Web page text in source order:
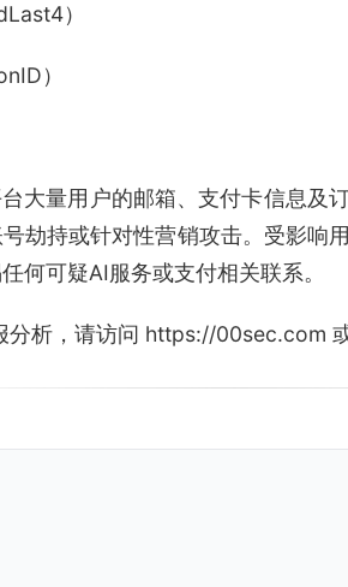
）
）
大量用户的邮箱、支付卡信息及
劫持或针对性营销攻击。受影响
何可疑AI服务或支付相关联系。
析，请访问 https://00sec.com 或